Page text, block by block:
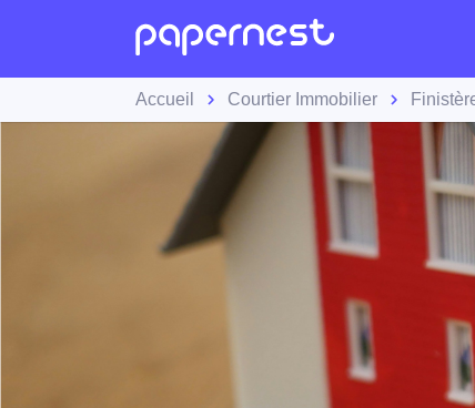
Accueil Courtier Immobilier